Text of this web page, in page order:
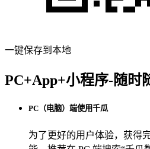
一键保存到本地
PC+App+小程序-随时
PC（电脑）端使用千瓜
为了更好的用户体验，获得